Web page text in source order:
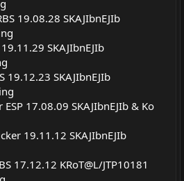
19.08.28 SKAJIbnEJIb
SKAJIbnEJIb
19.12.23 SKAJIbnEJIb
17.08.09 SKAJIbnEJIb & Ko
19.11.12 SKAJIbnEJIb
17.12.12 KRoT@L/JTP10181